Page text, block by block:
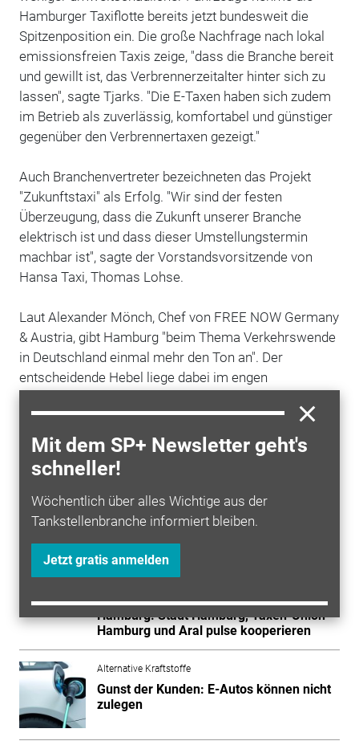
Mit dem SP+ Newsletter geht's
schneller!
Wöchentlich über alles Wichtige aus der
Tankstellenbranche informiert bleiben.
Jetzt gratis anmelden
Hamburger Taxiflotte bereits jetzt bundesweit die
Spitzenposition ein. Die große Nachfrage nach lokal
emissionsfreien Taxis zeige, "dass die Branche bereit
und gewillt ist, das Verbrennerzeitalter hinter sich zu
lassen", sagte Tjarks. "Die E-Taxen haben sich zudem
im Betrieb als zuverlässig, komfortabel und günstiger
gegenüber den Verbrennertaxen gezeigt."
Auch Branchenvertreter bezeichneten das Projekt
"Zukunftstaxi" als Erfolg. "Wir sind der festen
Überzeugung, dass die Zukunft unserer Branche
elektrisch ist und dass dieser Umstellungstermin
machbar ist", sagte der Vorstandsvorsitzende von
Hansa Taxi, Thomas Lohse.
Laut Alexander Mönch, Chef von FREE NOW Germany
& Austria, gibt Hamburg "beim Thema Verkehrswende
in Deutschland einmal mehr den Ton an". Der
entscheidende Hebel liege dabei im engen
Mobilitätslandschaft. Knapp 80 Prozent der in
Hamburg verfügbaren lokal emissionsfreien Taxis
würden inzwischen von FREE NOW vermittelt. Von
Unternehmer- und Fahrgastseite gebe es durchweg
positives Feedback.
Mehr zum Thema entdecken
Hamburg: Stadt Hamburg, Taxen-Union
Hamburg und Aral pulse kooperieren
Alternative Kraftstoffe
Gunst der Kunden: E-Autos können nicht
zulegen